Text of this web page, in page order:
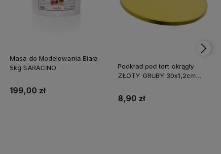
Masa do Modelowania Biała
5kg SARACINO
199,00 zł
Podkład pod tort okrągły
ZŁOTY GRUBY 30x1,2cm
8,90 zł